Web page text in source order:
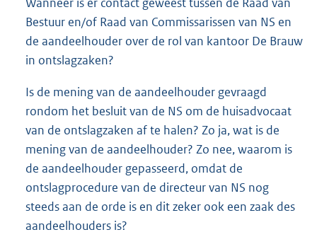
Bestuur en/of Raad van Commissarissen van NS en
de aandeelhouder over de rol van kantoor De Brauw
in ontslagzaken?
Is de mening van de aandeelhouder gevraagd
rondom het besluit van de NS om de huisadvocaat
van de ontslagzaken af te halen? Zo ja, wat is de
mening van de aandeelhouder? Zo nee, waarom is
de aandeelhouder gepasseerd, omdat de
ontslagprocedure van de directeur van NS nog
steeds aan de orde is en dit zeker ook een zaak des
aandeelhouders is?